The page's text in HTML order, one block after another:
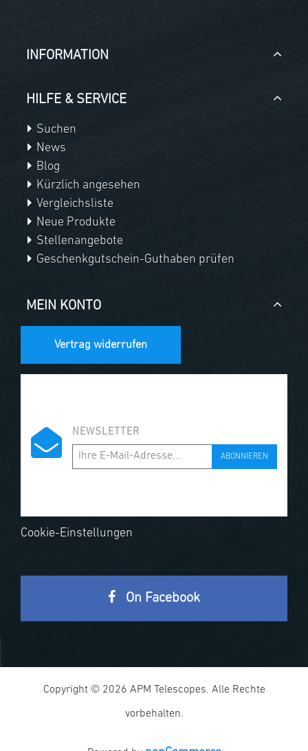
INFORMATION
HILFE & SERVICE
Suchen
News
Blog
Kürzlich angesehen
Vergleichsliste
Neue Produkte
Stellenangebote
Geschenkgutschein-Guthaben prüfen
MEIN KONTO
Vertrag widerrufen
NEWSLETTER
ABONNIEREN
Cookie-Einstellungen
On Facebook
Copyright © 2026 APM Telescopes. Alle Rechte
vorbehalten.